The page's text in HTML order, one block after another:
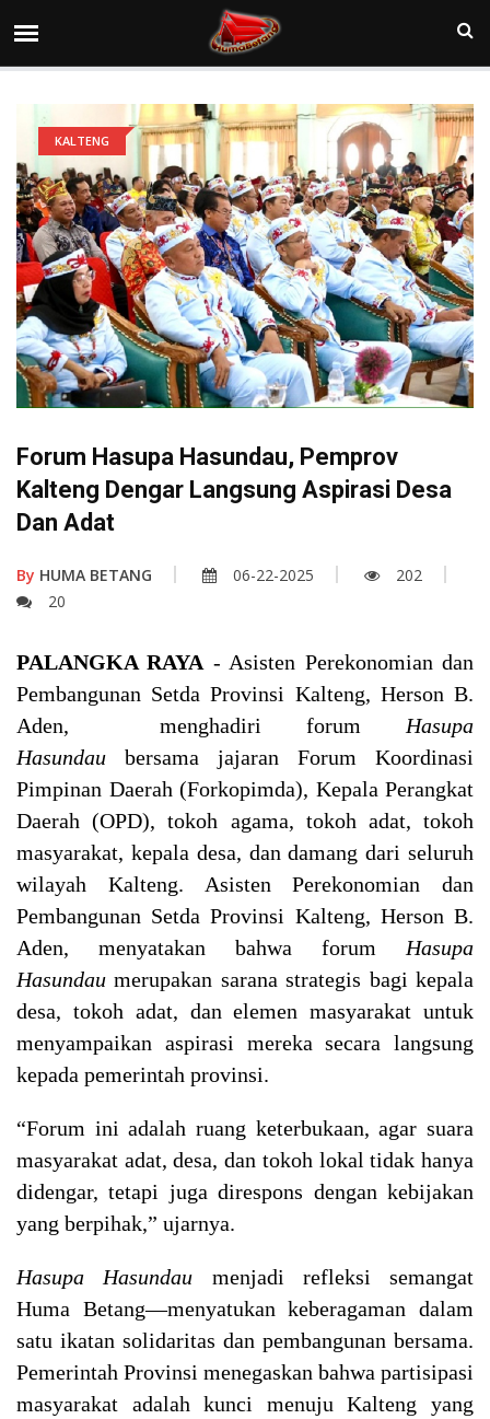
KALTENG
Forum Hasupa Hasundau, Pemprov
Kalteng Dengar Langsung Aspirasi Desa
Dan Adat
By HUMA BETANG 06-22-2025
202
20
PALANGKA RAYA - Asisten Perekonomian dan
Pembangunan Setda Provinsi Kalteng, Herson B.
Aden, menghadiri forum Hasupa
Hasundau bersama jajaran Forum Koordinasi
Pimpinan Daerah (Forkopimda), Kepala Perangkat
Daerah (OPD), tokoh agama, tokoh adat, tokoh
masyarakat, kepala desa, dan damang dari seluruh
wilayah Kalteng. Asisten Perekonomian dan
Pembangunan Setda Provinsi Kalteng, Herson B.
Aden, menyatakan bahwa forum Hasupa
Hasundau merupakan sarana strategis bagi kepala
desa, tokoh adat, dan elemen masyarakat untuk
menyampaikan aspirasi mereka secara langsung
kepada pemerintah provinsi.
“Forum ini adalah ruang keterbukaan, agar suara
masyarakat adat, desa, dan tokoh lokal tidak hanya
didengar, tetapi juga direspons dengan kebijakan
yang berpihak,” ujarnya.
Hasupa Hasundau
menjadi refleksi semangat
Huma Betang—menyatukan keberagaman dalam
satu ikatan solidaritas dan pembangunan bersama.
Pemerintah Provinsi menegaskan bahwa partisipasi
masyarakat adalah kunci menuju Kalteng yang